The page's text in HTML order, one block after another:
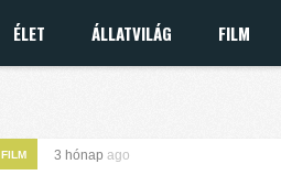
ÉLET ÁLLATVILÁG FILM
FILM 3 hónap ago